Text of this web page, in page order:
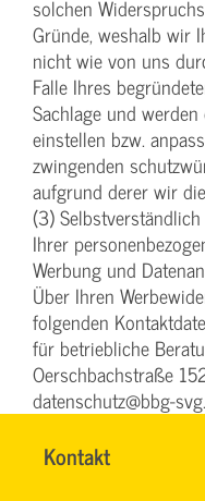
Kontakt
DENISE
Name*
solchen
Gründe, weshalb wir
nicht wie von uns
Falle Ihres
Sachlage und
einstellen bzw.
zwingenden
aufgrund derer wir
(3)
Ihrer
Werbung und
Über Ihren
folgenden
für betriebliche
Oerschbachstraße
datenschutz@bbg-
§ 6 Einsatz von